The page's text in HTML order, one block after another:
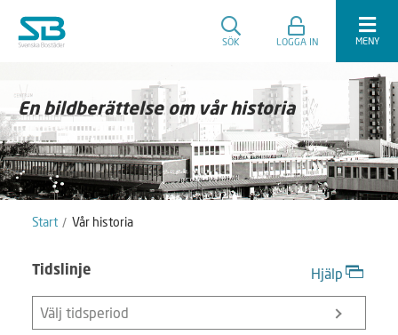
SÖK LOGGA IN MENY
En bildberättelse om vår historia
Start Vår historia
Hjälp
Tidslinje
Välj tidsperiod